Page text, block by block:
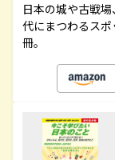
日本の城や古戦
代にまつわるス
冊。